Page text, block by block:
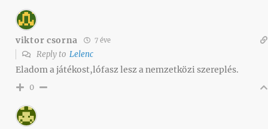
viktor csorna 7 éve
Reply to Lelenc
Eladom a játékost,lófasz lesz a nemzetközi szereplés.
0